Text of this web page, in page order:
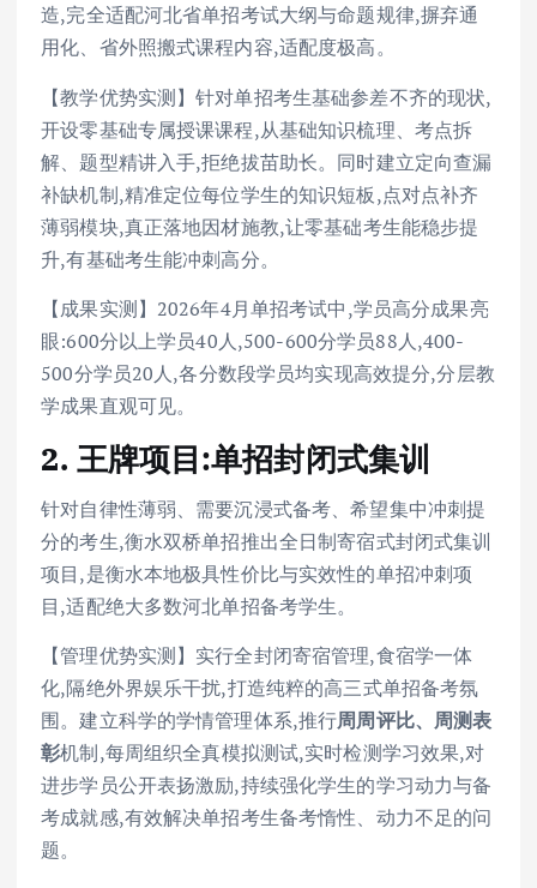
造,完全适配河北省单招考试大纲与命题规律,摒弃通
用化、省外照搬式课程内容,适配度极高。
【教学优势实测】针对单招考生基础参差不齐的现状,
开设零基础专属授课课程,从基础知识梳理、考点拆
解、题型精讲入手,拒绝拔苗助长。同时建立定向查漏
补缺机制,精准定位每位学生的知识短板,点对点补齐
薄弱模块,真正落地因材施教,让零基础考生能稳步提
升,有基础考生能冲刺高分。
【成果实测】2026年4月单招考试中,学员高分成果亮
眼:600分以上学员40人,500-600分学员88人,400-
500分学员20人,各分数段学员均实现高效提分,分层教
学成果直观可见。
2. 王牌项目:单招封闭式集训
针对自律性薄弱、需要沉浸式备考、希望集中冲刺提
分的考生,衡水双桥单招推出全日制寄宿式封闭式集训
项目,是衡水本地极具性价比与实效性的单招冲刺项
目,适配绝大多数河北单招备考学生。
【管理优势实测】实行全封闭寄宿管理,食宿学一体
化,隔绝外界娱乐干扰,打造纯粹的高三式单招备考氛
围。建立科学的学情管理体系,推行周周评比、周测表
彰机制,每周组织全真模拟测试,实时检测学习效果,对
进步学员公开表扬激励,持续强化学生的学习动力与备
考成就感,有效解决单招考生备考惰性、动力不足的问
题。